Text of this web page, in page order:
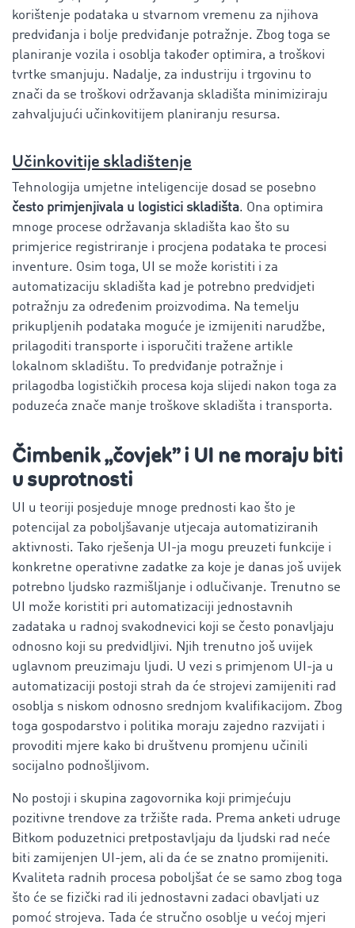
korištenje podataka u stvarnom vremenu za njihova
predviđanja i bolje predviđanje potražnje. Zbog toga se
planiranje vozila i osoblja također optimira, a troškovi
tvrtke smanjuju. Nadalje, za industriju i trgovinu to
znači da se troškovi održavanja skladišta minimiziraju
zahvaljujući učinkovitijem planiranju resursa.
Učinkovitije skladištenje
Tehnologija umjetne inteligencije dosad se posebno
često primjenjivala u logistici skladišta. Ona optimira
mnoge procese održavanja skladišta kao što su
primjerice registriranje i procjena podataka te procesi
inventure. Osim toga, UI se može koristiti i za
automatizaciju skladišta kad je potrebno predvidjeti
potražnju za određenim proizvodima. Na temelju
prikupljenih podataka moguće je izmijeniti narudžbe,
prilagoditi transporte i isporučiti tražene artikle
lokalnom skladištu. To predviđanje potražnje i
prilagodba logističkih procesa koja slijedi nakon toga za
poduzeća znače manje troškove skladišta i transporta.
Čimbenik „čovjek” i UI ne moraju biti
u suprotnosti
UI u teoriji posjeduje mnoge prednosti kao što je
potencijal za poboljšavanje utjecaja automatiziranih
aktivnosti. Tako rješenja UI-ja mogu preuzeti funkcije i
konkretne operativne zadatke za koje je danas još uvijek
potrebno ljudsko razmišljanje i odlučivanje. Trenutno se
UI može koristiti pri automatizaciji jednostavnih
zadataka u radnoj svakodnevici koji se često ponavljaju
odnosno koji su predvidljivi. Njih trenutno još uvijek
uglavnom preuzimaju ljudi. U vezi s primjenom UI-ja u
automatizaciji postoji strah da će strojevi zamijeniti rad
osoblja s niskom odnosno srednjom kvalifikacijom. Zbog
toga gospodarstvo i politika moraju zajedno razvijati i
provoditi mjere kako bi društvenu promjenu učinili
socijalno podnošljivom.
No postoji i skupina zagovornika koji primjećuju
pozitivne trendove za tržište rada. Prema anketi udruge
Bitkom poduzetnici pretpostavljaju da ljudski rad neće
biti zamijenjen UI-jem, ali da će se znatno promijeniti.
Kvaliteta radnih procesa poboljšat će se samo zbog toga
što će se fizički rad ili jednostavni zadaci obavljati uz
pomoć strojeva. Tada će stručno osoblje u većoj mjeri